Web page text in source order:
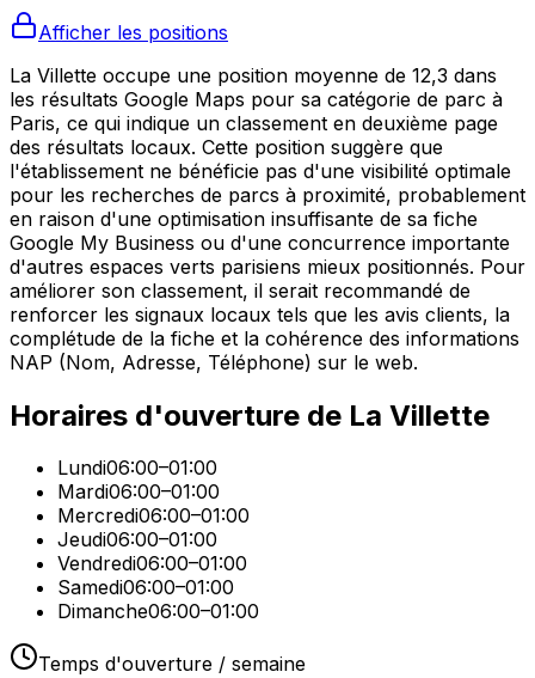
Afficher les positions
La Villette occupe une position moyenne de 12,3 dans
les résultats Google Maps pour sa catégorie de parc à
Paris, ce qui indique un classement en deuxième page
des résultats locaux. Cette position suggère que
l'établissement ne bénéficie pas d'une visibilité optimale
pour les recherches de parcs à proximité, probablement
en raison d'une optimisation insuffisante de sa fiche
Google My Business ou d'une concurrence importante
d'autres espaces verts parisiens mieux positionnés. Pour
améliorer son classement, il serait recommandé de
renforcer les signaux locaux tels que les avis clients, la
complétude de la fiche et la cohérence des informations
NAP (Nom, Adresse, Téléphone) sur le web.
Horaires d'ouverture de La Villette
Lundi06:00–01:00
Mardi06:00–01:00
Mercredi06:00–01:00
Jeudi06:00–01:00
Vendredi06:00–01:00
Samedi06:00–01:00
Dimanche06:00–01:00
Temps d'ouverture / semaine